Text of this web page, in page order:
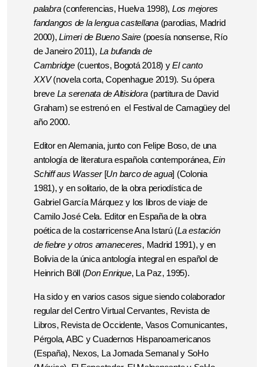
palabra (conferencias, Huelva 1998), Los mejores
fandangos de la lengua castellana(parodias, Madrid
2000),Limeri de Bueno Saire (poesía nonsense, Río
de Janeiro 2011), La bufanda de
Cambridge(cuentos, Bogotá 2018) yEl canto
XXV(novela corta, Copenhague 2019). Su ópera
breve La serenata de Altisidora (partitura de David
Graham) se estrenó en el Festival de Camagüey del
año 2000.
Editor en Alemania, junto con Felipe Boso, de una
antología de literatura española contemporánea, Ein
Schiff aus Wasser [Un barco de agua] (Colonia
1981), y en solitario, de la obra periodística de
Gabriel García Márquez y los libros de viaje de
Camilo José Cela. Editor en España de la obra
poética de la costarricense Ana Istarú (La estación
de fiebre y otros amaneceres, Madrid 1991), y en
Bolivia de la única antología integral en español de
Heinrich Böll (Don Enrique, La Paz, 1995).
Ha sido y en varios casos sigue siendo colaborador
regular del Centro Virtual Cervantes, Revista de
Libros, Revista de Occidente, Vasos Comunicantes,
Pérgola, ABC y Cuadernos Hispanoamericanos
(España), Nexos, La Jornada Semanal y SoHo